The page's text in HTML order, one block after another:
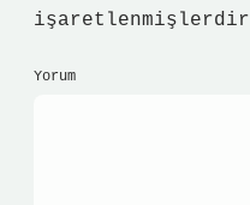
işaretlenmişlerdir
Yorum